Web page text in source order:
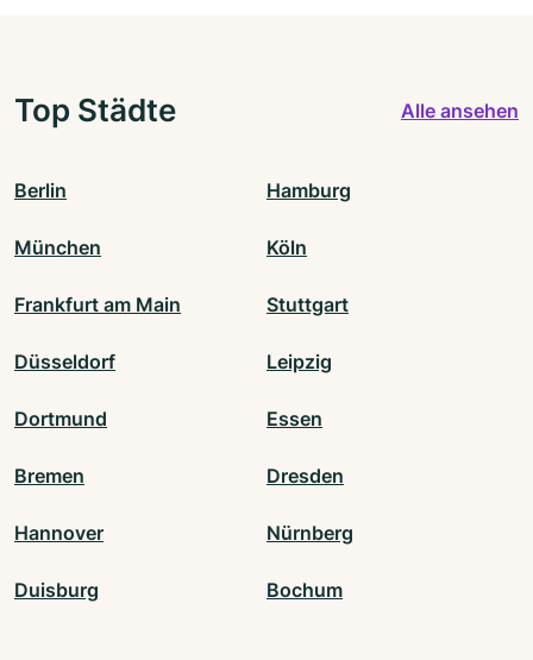
Top Städte Alle ansehen
Berlin Hamburg
München Köln
Frankfurt am Main Stuttgart
Düsseldorf Leipzig
Dortmund Essen
Bremen Dresden
Hannover Nürnberg
Duisburg Bochum